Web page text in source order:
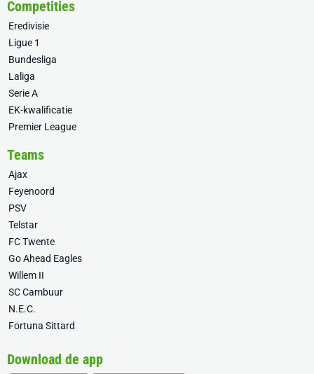
Competities
Eredivisie
Ligue 1
Bundesliga
Laliga
Serie A
EK-kwalificatie
Premier League
Teams
Ajax
Feyenoord
PSV
Telstar
FC Twente
Go Ahead Eagles
Willem II
SC Cambuur
N.E.C.
Fortuna Sittard
Download de app